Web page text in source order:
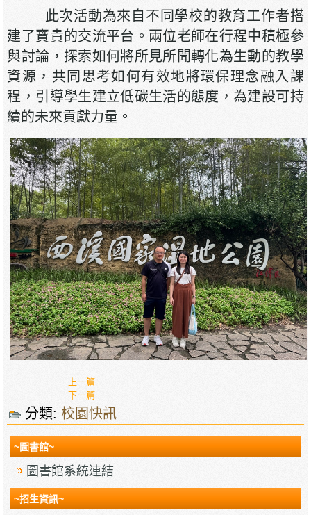
此次活動為來自不同學校的教育工作者搭
建了寶貴的交流平台。兩位老師在行程中積極參
與討論，探索如何將所見所聞轉化為生動的教學
資源，共同思考如何有效地將環保理念融入課
程，引導學生建立低碳生活的態度，為建設可持
續的未來貢獻力量。
上一篇
下一篇
分類:校園快訊
~圖書館~
圖書館系統連結
~招生資訊~